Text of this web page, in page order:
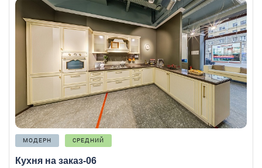
МОДЕРН СРЕДНИЙ
Кухня на заказ-06